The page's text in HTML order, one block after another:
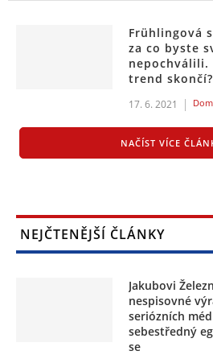
Frühlingová
za co byste
trend skončí?
17. 6. 2021
NAČÍST VÍCE
NEJČTENĚJŠÍ ČLÁNKY
Jakubovi
nespisovné
seriózních
sebestředný
se